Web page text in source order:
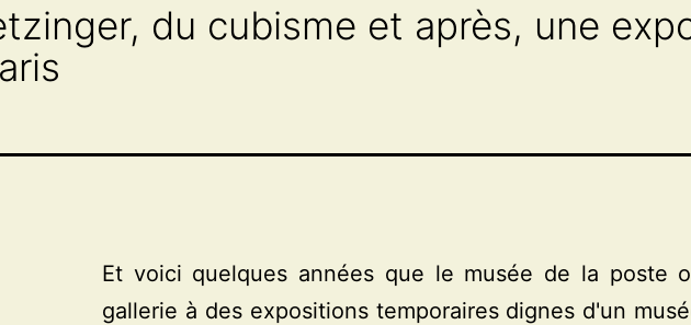
du cubisme et après, une
Et voici quelques années que le musée de la poste
gallerie à des expositions temporaires dignes d'un